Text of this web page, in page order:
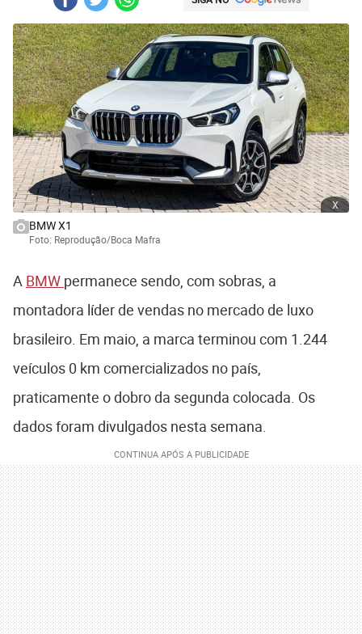
x
BMW X1
Foto: Reprodução/Boca Mafra
A BMW permanece sendo, com sobras, a
montadora líder de vendas no mercado de luxo
brasileiro. Em maio, a marca terminou com 1.244
veículos 0 km comercializados no país,
praticamente o dobro da segunda colocada. Os
dados foram divulgados nesta semana.